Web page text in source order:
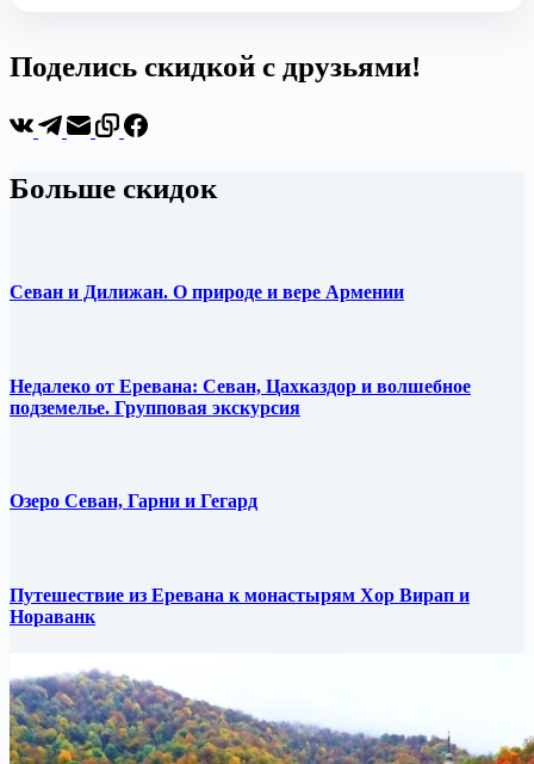
Поделись скидкой с друзьями!
Больше скидок
Севан и Дилижан. О природе и вере Армении
Недалеко от Еревана: Севан, Цахказдор и волшебное
подземелье. Групповая экскурсия
Озеро Севан, Гарни и Гегард
Путешествие из Еревана к монастырям Хор Вирап и
Нораванк